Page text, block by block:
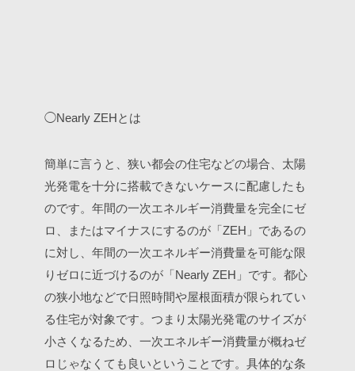
◯Nearly ZEHとは
簡単に言うと、狭い都会の住宅などの場合、太陽
光発電を十分に搭載できないケースに配慮したも
のです。年間の一次エネルギー消費量を完全にゼ
ロ、またはマイナスにするのが「ZEH」であるの
に対し、年間の一次エネルギー消費量を可能な限
りゼロに近づけるのが「Nearly ZEH」です。都心
の狭小地などで日照時間や屋根面積が限られてい
る住宅が対象です。つまり太陽光発電のサイズが
小さくなるため、一次エネルギー消費量が概ねゼ
ロじゃなくても良いということです。具体的な条